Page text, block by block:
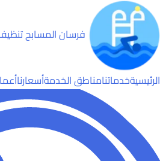
فرسان المسابح
الرئيسيةخدماتنامناطق الخدمةأسعارنا